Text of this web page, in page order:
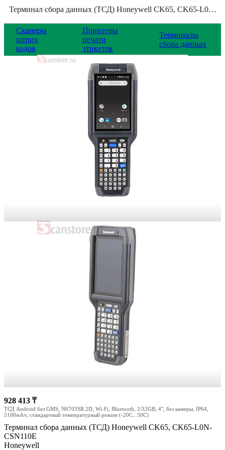
Терминал сбора данных (ТСД) Honeywell CK65, CK65-L0N-CSN110E
Сканеры
штрих
кодов
Принтеры
печати
этикеток
Терминалы
сбора данных
928 413 ₸
ТСД Android без GMS, N6703SR 2D, Wi-Fi, Bluetooth, 2/32GB, 4", без камеры, IP64,
5100мАч, стандартный температурный режим (-20С...50С)
Терминал сбора данных (ТСД) Honeywell CK65, CK65-L0N-
CSN110E
Honeywell